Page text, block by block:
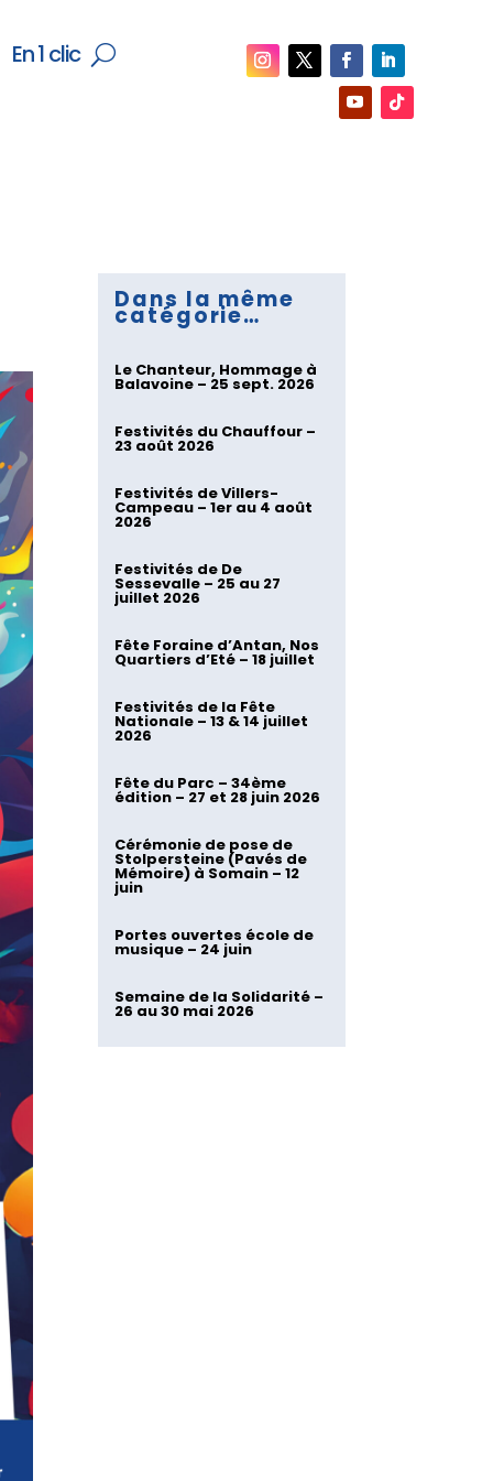
En 1 clic
Dans la même
catégorie…
Le Chanteur, Hommage à
Balavoine – 25 sept. 2026
Festivités du Chauffour –
23 août 2026
Festivités de Villers-
Campeau – 1er au 4 août
2026
Festivités de De
Sessevalle – 25 au 27
juillet 2026
Fête Foraine d’Antan, Nos
Quartiers d’Eté – 18 juillet
Festivités de la Fête
Nationale – 13 & 14 juillet
2026
Fête du Parc – 34ème
édition – 27 et 28 juin 2026
Cérémonie de pose de
Stolpersteine (Pavés de
Mémoire) à Somain – 12
juin
Portes ouvertes école de
musique – 24 juin
Semaine de la Solidarité –
26 au 30 mai 2026